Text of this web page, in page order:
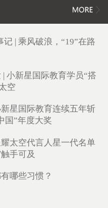
记 | 乘风破浪，“19”在路
小新星国际教育学员“搭
空
星国际教育连续五年斩
国”年度大奖
耀太空代言人星一代名单
手可及
哪些习惯？